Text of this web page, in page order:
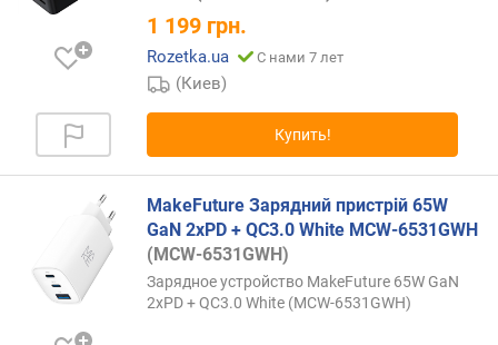
ш
т
о
т
ь
1 199 грн.
Rozetka.ua С нами 7 лет
(Киев)
Купить!
MakeFuture Зарядний пристрій 65W
GaN 2xPD + QC3.0 White MCW-6531GWH
(MCW-6531GWH)
Зарядное устройство MakeFuture 65W GaN
2xPD + QC3.0 White (MCW-6531GWH)